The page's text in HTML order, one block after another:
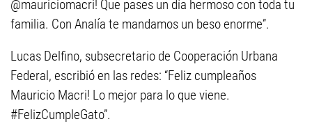
@mauriciomacri! Que pases un día hermoso con toda tu
familia. Con Analía te mandamos un beso enorme”.
Lucas Delfino, subsecretario de Cooperación Urbana
Federal, escribió en las redes: “Feliz cumpleaños
Mauricio Macri! Lo mejor para lo que viene.
#FelizCumpleGato”.